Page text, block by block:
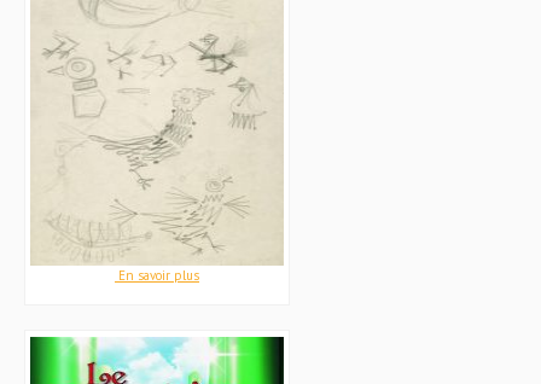
En savoir plus